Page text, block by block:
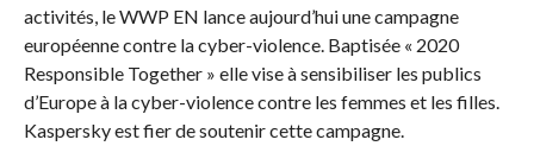
activités, le WWP EN lance aujourd’hui une campagne
européenne contre la cyber-violence. Baptisée « 2020
Responsible Together » elle vise à sensibiliser les publics
d’Europe à la cyber-violence contre les femmes et les filles.
Kaspersky est fier de soutenir cette campagne.